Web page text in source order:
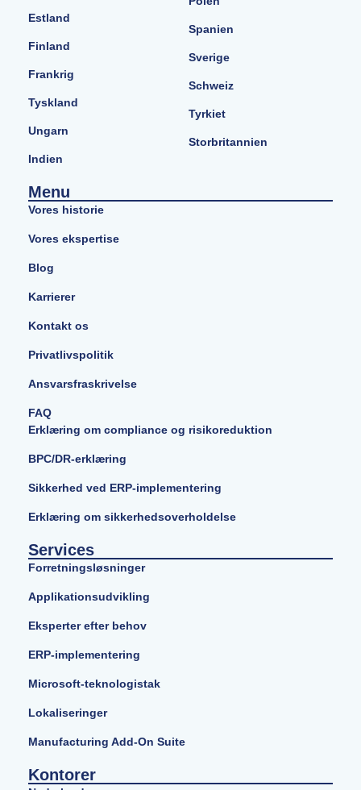
Estland
Finland
Frankrig
Tyskland
Ungarn
Indien
Spanien
Sverige
Schweiz
Tyrkiet
Storbritannien
Menu
Vores historie
Vores ekspertise
Blog
Karrierer
Kontakt os
Privatlivspolitik
Ansvarsfraskrivelse
FAQ
Erklæring om compliance og risikoreduktion
BPC/DR-erklæring
Sikkerhed ved ERP-implementering
Erklæring om sikkerhedsoverholdelse
Services
Forretningsløsninger
Applikationsudvikling
Eksperter efter behov
ERP-implementering
Microsoft-teknologistak
Lokaliseringer
Manufacturing Add-On Suite
Kontorer